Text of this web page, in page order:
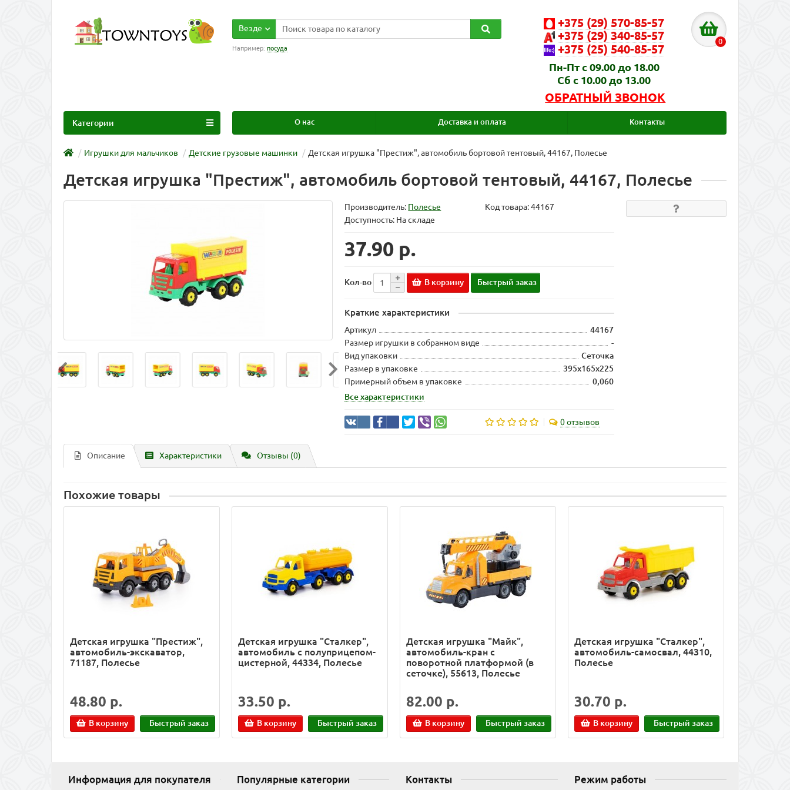
Везде
Например: посуда
+375 (29) 570-85-57
+375 (29) 340-85-57
+375 (25) 540-85-57
Пн-Пт с 09.00 до 18.00
Сб с 10.00 до 13.00
ОБРАТНЫЙ ЗВОНОК
0
О нас Доставка и оплата Контакты
Категории
Игрушки для мальчиков Детские грузовые машинки Детская игрушка "Престиж", автомобиль бортовой тентовый, 44167, Полесье
Детская игрушка "Престиж", автомобиль бортовой тентовый, 44167, Полесье
Производитель: Полесье Код товара:44167
Доступность: На складе
37.90 р.
Кол-во В корзину Быстрый заказ
Краткие характеристики
Артикул
44167
Размер игрушки в собранном виде
-
Вид упаковки
Сеточка
Размер в упаковке
395х165х225
Примерный объем в упаковке
0,060
Все характеристики
0 отзывов
Описание Характеристики Отзывы (0)
Похожие товары
Детская игрушка "Престиж",
автомобиль-экскаватор,
71187, Полесье
48.80 р.
В корзину Быстрый заказ
Детская игрушка "Сталкер",
автомобиль с полуприцепом-
цистерной, 44334, Полесье
33.50 р.
В корзину Быстрый заказ
Детская игрушка "Майк",
автомобиль-кран с
поворотной платформой (в
сеточке), 55613, Полесье
82.00 р.
В корзину Быстрый заказ
Детская игрушка "Сталкер",
автомобиль-самосвал, 44310,
Полесье
30.70 р.
В корзину Быстрый заказ
Информация для покупателя Популярные категории Контакты Режим работы